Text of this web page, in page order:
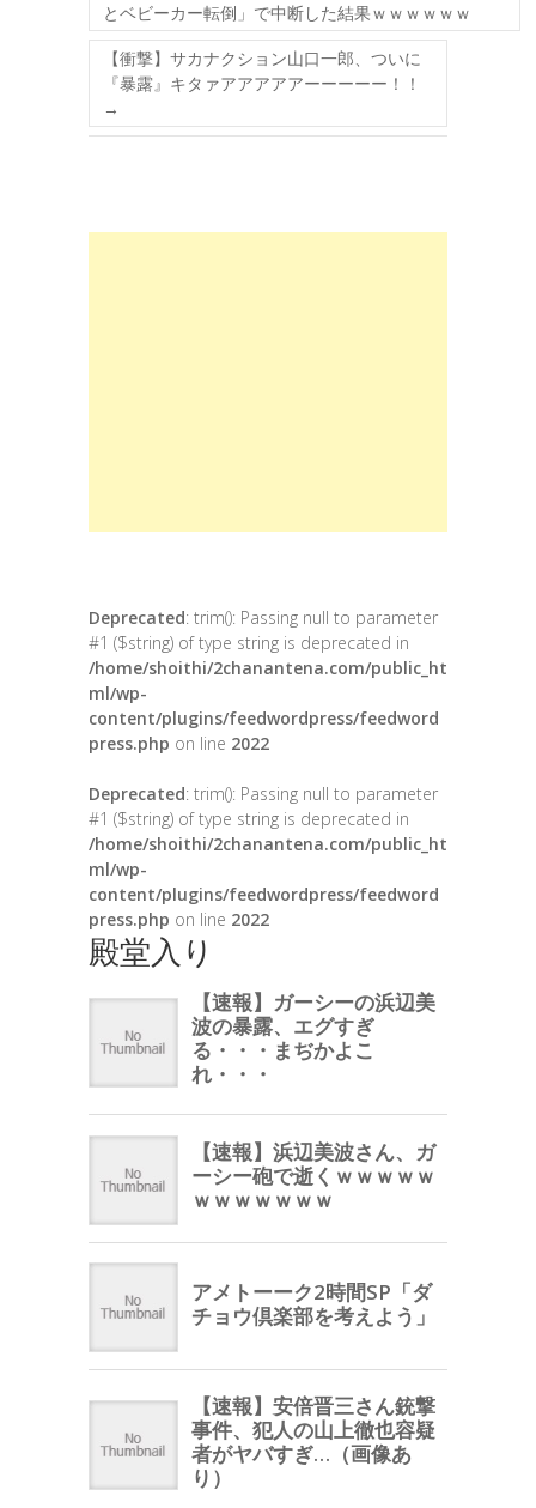
とベビーカー転倒」で中断した結果ｗｗｗｗｗｗ
【衝撃】サカナクション山口一郎、ついに
『暴露』キタァアアアアアーーーーー！！
→
Deprecated: trim(): Passing null to parameter
#1 ($string) of type string is deprecated in
/home/shoithi/2chanantena.com/public_ht
ml/wp-
content/plugins/feedwordpress/feedword
press.php on line 2022
Deprecated: trim(): Passing null to parameter
#1 ($string) of type string is deprecated in
/home/shoithi/2chanantena.com/public_ht
ml/wp-
content/plugins/feedwordpress/feedword
press.php on line 2022
殿堂入り